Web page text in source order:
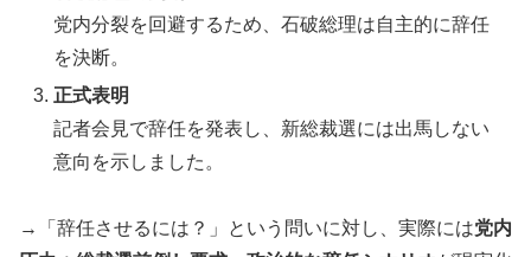
党内分裂を回避するため、石破総理は自主的に辞任
を決断。
正式表明
記者会見で辞任を発表し、新総裁選には出馬しない
意向を示しました。
→「辞任させるには？」という問いに対し、実際には党内